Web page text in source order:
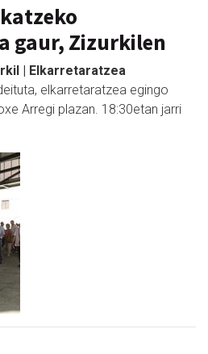
gaur, Zizurkilen
| Elkarretaratzea
elkarretaratzea egingo
Arregi plazan. 18:30etan jarri